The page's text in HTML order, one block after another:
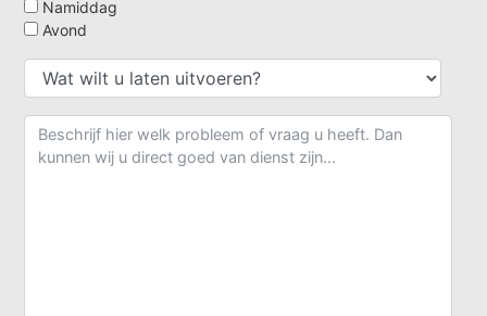
Namiddag
Avond